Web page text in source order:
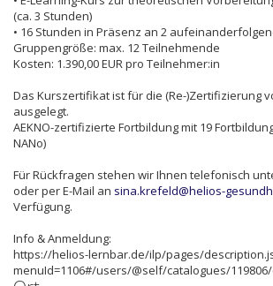
(ca. 3 Stunden)
• 16 Stunden in Präsenz an 2
Gruppengröße: max. 12 Teilnehmende
Kosten: 1.390,00 EUR pro Teilnehmer:in
Das Kurszertifikat ist für die (Re-)Zertifizierung
ausgelegt.
AEKNO-zertifizierte Fortbildung mit 19
NANo)
Für Rückfragen stehen wir Ihnen telefonisch
oder per E-Mail an sina.krefeld@helios-
Verfügung.
Info & Anmeldung:
https://helios-lernbar.de/ilp/pages/
menuId=1106#/users/@self/catalogues/